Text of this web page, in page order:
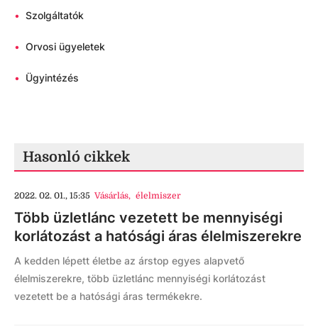
• Szolgáltatók
• Orvosi ügyeletek
• Ügyintézés
Hasonló cikkek
2022. 02. 01., 15:35 Vásárlás, élelmiszer
Több üzletlánc vezetett be mennyiségi
korlátozást a hatósági áras élelmiszerekre
A kedden lépett életbe az árstop egyes alapvető
élelmiszerekre, több üzletlánc mennyiségi korlátozást
vezetett be a hatósági áras termékekre.